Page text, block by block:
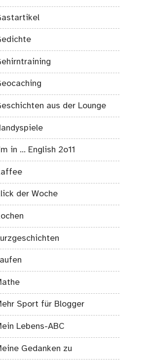
aus der Lounge
in … English 2o11
der Woche
Sport für Blogger
Lebens-ABC
Gedanken zu